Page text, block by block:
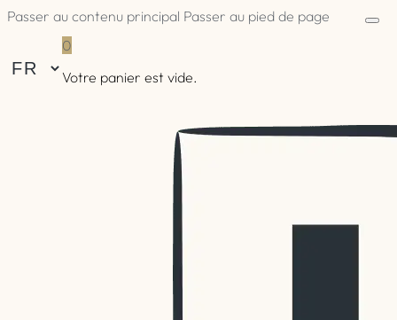
Passer au contenu principal Passer au pied de page
0
Votre panier est vide.